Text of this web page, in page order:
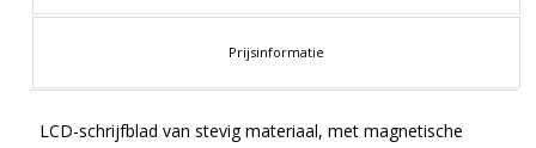
Prijsinformatie
LCD-schrijfblad van stevig materiaal, met magnetische